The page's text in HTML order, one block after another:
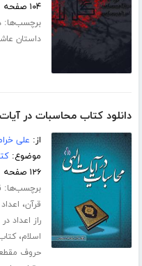
۱۰۴ صفحه
برچسب‌ها:
داستان
دانلود کتاب محاسبات در
از: علی
موضوع:
۱۲۶ صفحه
برچسب‌ها:
قرآن،
راز اعداد
اسلام،
حروف